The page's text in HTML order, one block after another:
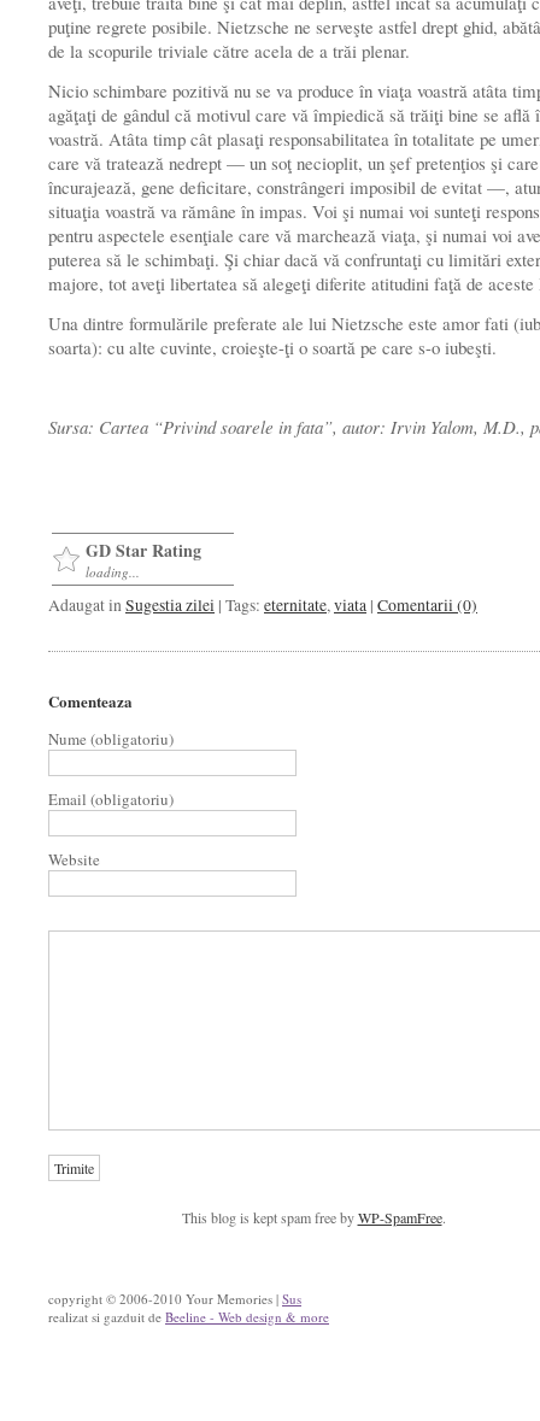
puţine regrete posibile. Nietzsche ne serveşte astfel drept ghid,
de la scopurile triviale către acela de a trăi plenar.
Nicio schimbare pozitivă nu se va produce în viaţa voastră atâta
agăţaţi de gândul că motivul care vă împiedică să trăiţi bine se află
voastră. Atâta timp cât plasaţi responsabilitatea în totalitate pe
care vă tratează nedrept — un soţ necioplit, un şef pretenţios şi
încurajează, gene deficitare, constrângeri imposibil de evitat —,
situaţia voastră va rămâne în impas. Voi şi numai voi sunteţi
pentru aspectele esenţiale care vă marchează viaţa, şi numai voi
puterea să le schimbaţi. Şi chiar dacă vă confruntaţi cu limitări
majore, tot aveţi libertatea să alegeţi diferite atitudini faţă de
Una dintre formulările preferate ale lui Nietzsche este amor fati
soarta): cu alte cuvinte, croieşte-ţi o soartă pe care s-o iubeşti.
Sursa: Cartea “Privind soarele in fata”, autor: Irvin Yalom, M.D.,
GD Star Rating
loading...
Adaugat inSugestia zilei | Tags: eternitate,viata | Comentarii (0)
Comenteaza
Nume (obligatoriu)
Email (obligatoriu)
Website
This blog is kept spam free byWP-SpamFree.
copyright © 2006-2010 Your Memories | Sus
realizat si gazduit de Beeline - Web design & more